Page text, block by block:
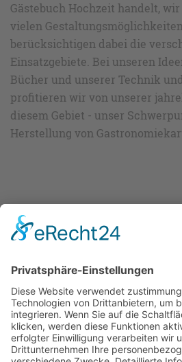
Gästebuch Hochzeit handelt,
vielen
berücksichtigen dabei die
Einsatzgebiete. Bei unseren
Bücher und unserer Technik
profitieren wir von unserer
diesem Gebiet - unser
Herstellung von
Bis es los geht
sich auf
Ideen holen